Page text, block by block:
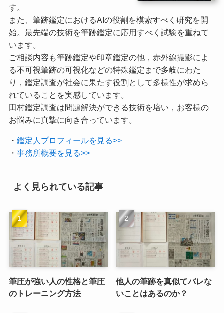
す。
また、筆跡鑑定におけるAIの役割を模索すべく研究を開
始。最先端の技術を筆跡鑑定に応用すべく試験を重ねて
います。
ご相談内容も筆跡鑑定や印章鑑定の他，赤外線撮影によ
る不可視筆跡の可視化などの特殊鑑定まで多岐にわた
り，鑑定調査が社会に果たす役割として多様性が求めら
れていることを実感しています。
田村鑑定調査は問題解決ができる技術を培い，お客様の
お悩みに真摯に向き合っています。
・ 鑑定人プロフィールを見る>>
・ 事務所概要を見る>>
よく見られている記事
筆圧が強い人の性格と筆圧
のトレーニング方法
他人の筆跡を真似てバレな
いことはあるのか？